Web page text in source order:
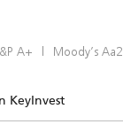
A+ | Moody’s Aa2
KeyInvest